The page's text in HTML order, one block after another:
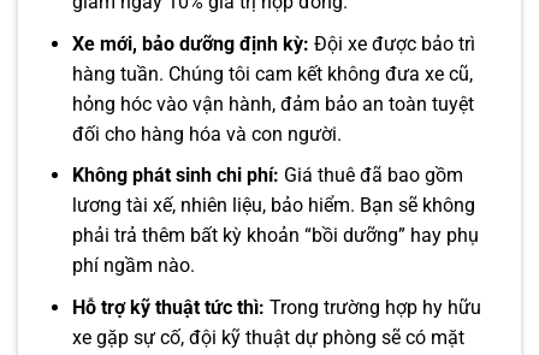
Xe mới, bảo dưỡng định kỳ: Đội xe được bảo trì
hàng tuần. Chúng tôi cam kết không đưa xe cũ,
hỏng hóc vào vận hành, đảm bảo an toàn tuyệt
đối cho hàng hóa và con người.
Không phát sinh chi phí: Giá thuê đã bao gồm
lương tài xế, nhiên liệu, bảo hiểm. Bạn sẽ không
phải trả thêm bất kỳ khoản “bồi dưỡng” hay phụ
phí ngầm nào.
Hỗ trợ kỹ thuật tức thì: Trong trường hợp hy hữu
xe gặp sự cố, đội kỹ thuật dự phòng sẽ có mặt